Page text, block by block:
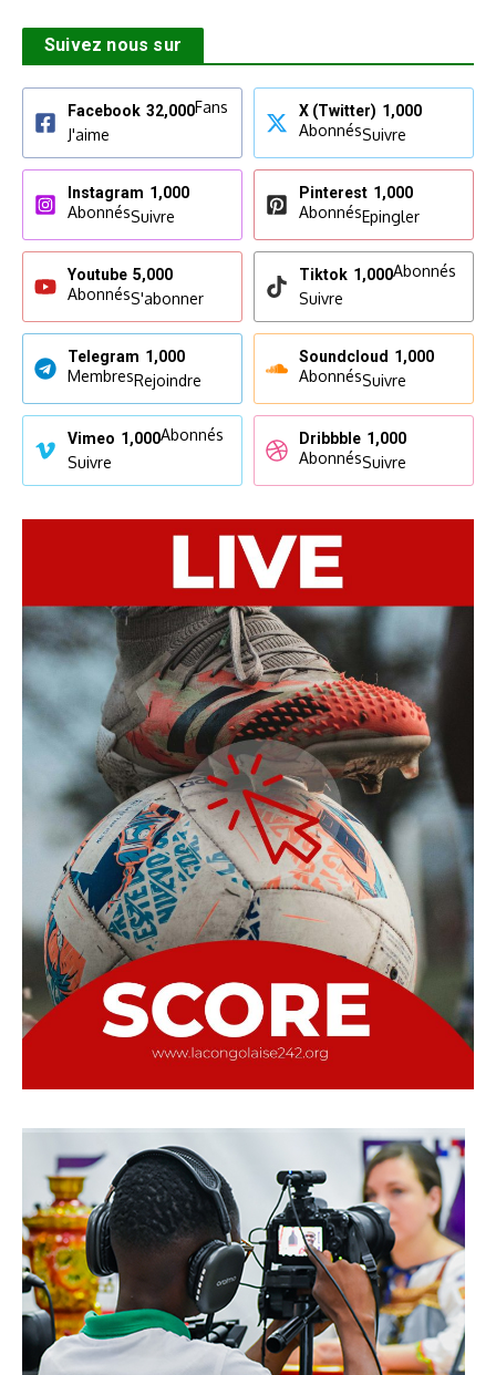
Suivez nous sur
Facebook 32,000Fans
J'aime
X (Twitter) 1,000
AbonnésSuivre
Instagram 1,000
AbonnésSuivre
Pinterest 1,000
AbonnésEpingler
Youtube 5,000
AbonnésS'abonner
Tiktok 1,000Abonnés
Suivre
Telegram 1,000
MembresRejoindre
Soundcloud 1,000
AbonnésSuivre
Vimeo 1,000Abonnés
Suivre
Dribbble 1,000
AbonnésSuivre